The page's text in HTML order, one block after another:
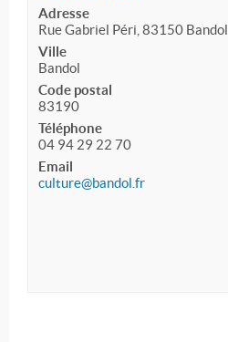
Adresse
Rue Gabriel Péri, 83150 Bandol
Ville
Bandol
Code postal
83190
Téléphone
04 94 29 22 70
Email
culture@bandol.fr